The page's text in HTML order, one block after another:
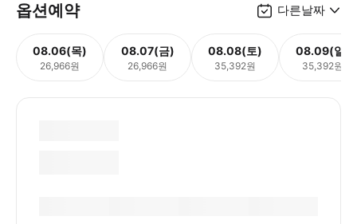
옵션예약 다른날짜
08.06(목)
26,966원
08.07(금)
26,966원
08.08(토)
35,392원
08.09(일)
35,392원